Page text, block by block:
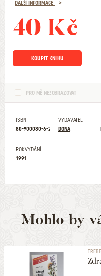
DALŠÍ INFORMACE
40 Kč
KOUPIT KNIHU
PRO MĚ NEZOBRAZOVAT
ISBN
80-900080-6-2
VYDAVATEL
DONA
ROK VYDÁNÍ
1991
Mohlo by